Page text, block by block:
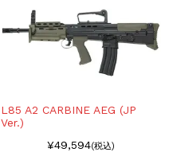
L85 A2 CARBINE AEG (JP
Ver.)
¥49,594(税込)